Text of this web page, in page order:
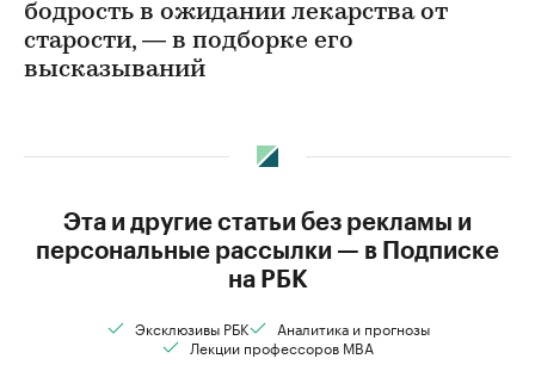
бодрость в ожидании лекарства от
старости, — в подборке его
высказываний
Эта и другие статьи без рекламы и
персональные рассылки — в Подписке
на РБК
Эксклюзивы РБК
Аналитика и прогнозы
Лекции профессоров MBA